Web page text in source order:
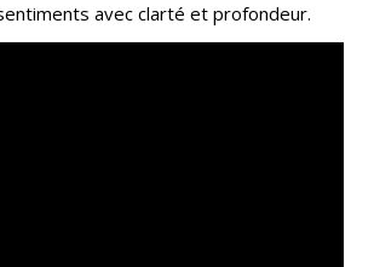
avec clarté et profondeur.